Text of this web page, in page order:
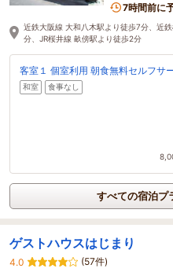
7時間前に
近鉄大阪線 大和八木駅より徒歩7分、近
分、JR桜井線 畝傍駅より徒歩2分
客室１ 個室利用 朝食無料セルフサ
和室 食事なし
すべての宿泊プ
ゲストハウスはじまり
4.0
(57件)